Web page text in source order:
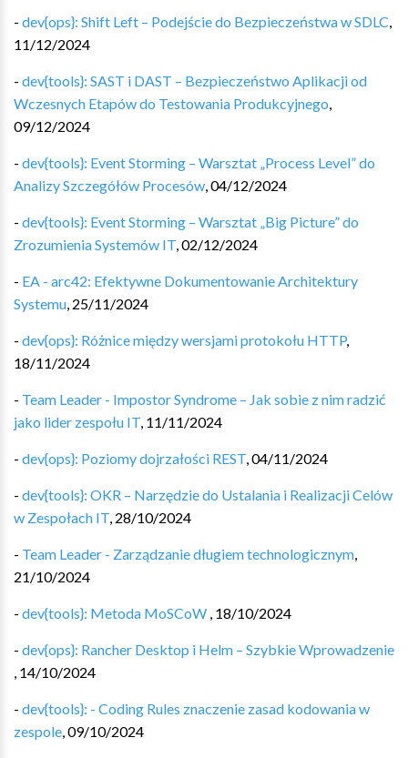
- dev{ops}: Shift Left – Podejście do Bezpieczeństwa w SDLC,
11/12/2024
- dev{tools}: SAST i DAST – Bezpieczeństwo Aplikacji od
Wczesnych Etapów do Testowania Produkcyjnego,
09/12/2024
- dev{tools}: Event Storming – Warsztat „Process Level” do
Analizy Szczegółów Procesów,04/12/2024
- dev{tools}: Event Storming – Warsztat „Big Picture” do
Zrozumienia Systemów IT,02/12/2024
- EA - arc42: Efektywne Dokumentowanie Architektury
Systemu, 25/11/2024
- dev{ops}: Różnice między wersjami protokołu HTTP,
18/11/2024
- Team Leader - Impostor Syndrome – Jak sobie z nim radzić
jako lider zespołu IT, 11/11/2024
- dev{ops}: Poziomy dojrzałości REST,04/11/2024
- dev{tools}: OKR – Narzędzie do Ustalania i Realizacji Celów
w Zespołach IT, 28/10/2024
- Team Leader - Zarządzanie długiem technologicznym,
21/10/2024
- dev{tools}: Metoda MoSCoW , 18/10/2024
- dev{ops}: Rancher Desktop i Helm – Szybkie Wprowadzenie
, 14/10/2024
- dev{tools}: - Coding Rules znaczenie zasad kodowania w
zespole,09/10/2024